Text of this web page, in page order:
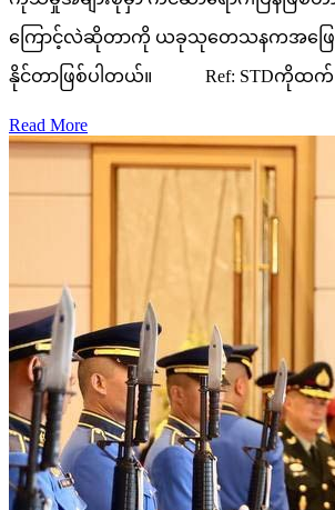
ကြောင့်လဲဆိုတာကို ယခုသုတေသနကအဖြ
နိုင်တာဖြစ်ပါတယ်။ Ref: STDကိုထက်
Read More